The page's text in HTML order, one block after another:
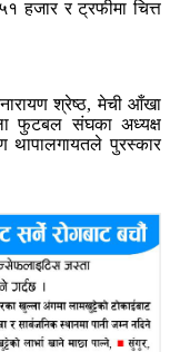
हजार र ट्रफीमा चित्त
श्रेष्ठ, मेची आँखा
फुटबल संघका अध्यक्ष
पुरस्कार